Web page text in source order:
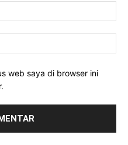
web saya di browser ini